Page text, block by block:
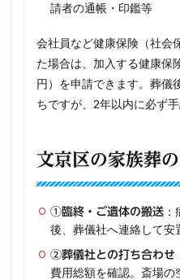
請者の通帳・印鑑等
会社員など健康保険（社会
た場合は、加入する健康保
円）を申請できます。葬儀
ちですが、2年以内に必ず
文京区の家族葬
①臨終・ご遺体の搬送
後、葬儀社へ連絡して安
②葬儀社との打ち合わせ
費用総額を確認。斎場